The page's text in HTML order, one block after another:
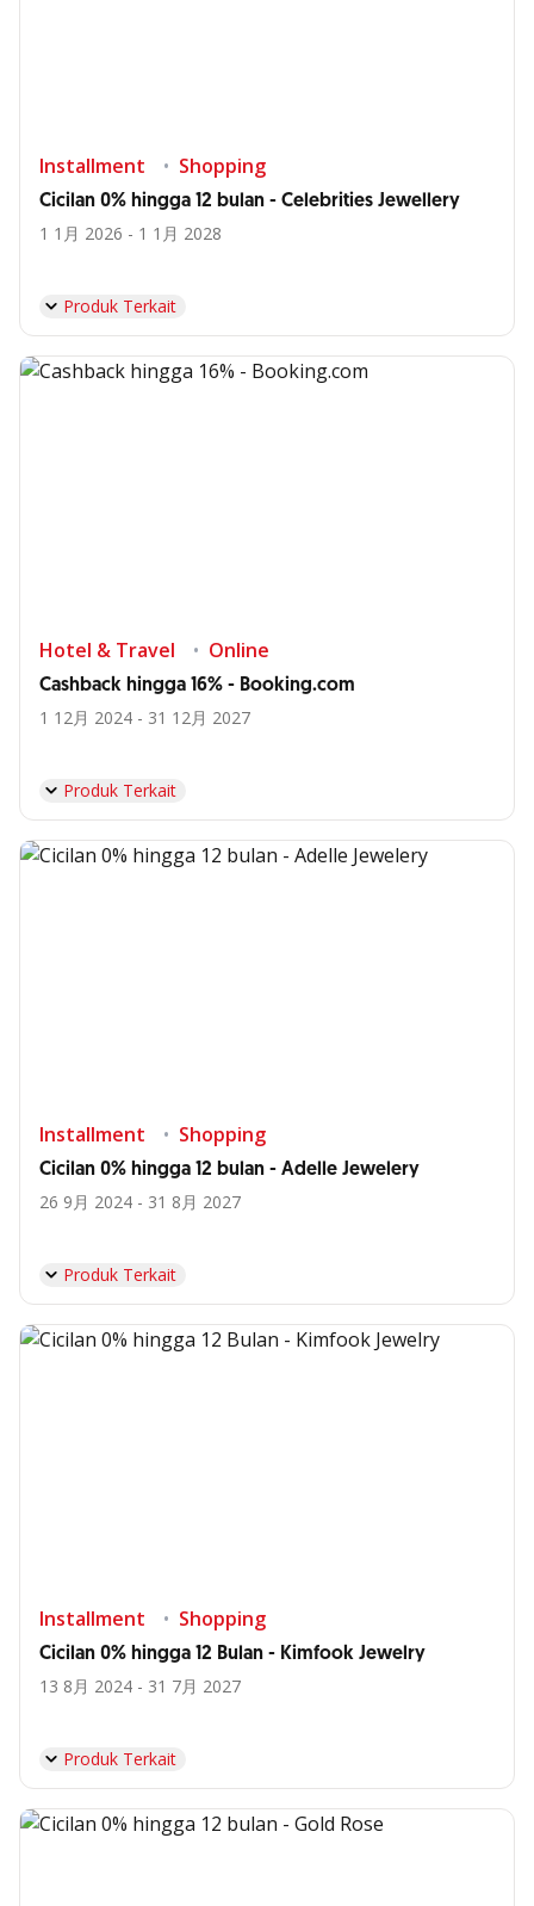
Installment Shopping
Cicilan 0% hingga 12 bulan - Celebrities Jewellery
1 1月 2026 - 1 1月 2028
Produk Terkait
Hotel & Travel Online
Cashback hingga 16% - Booking.com
1 12月 2024 - 31 12月 2027
Produk Terkait
Installment Shopping
Cicilan 0% hingga 12 bulan - Adelle Jewelery
26 9月 2024 - 31 8月 2027
Produk Terkait
Installment Shopping
Cicilan 0% hingga 12 Bulan - Kimfook Jewelry
13 8月 2024 - 31 7月 2027
Produk Terkait